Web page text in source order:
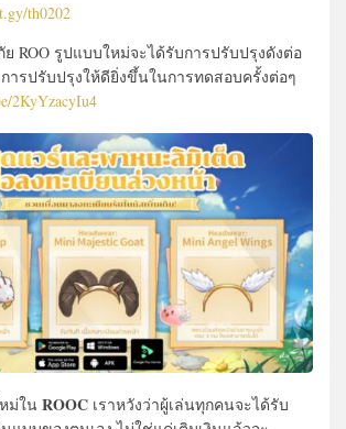
th0202
ROO รูปแบบใหม่จะได้รับการปรับปรุงดังต่อ
ารปรับปรุงให้ดียิ่งขึ้นในการทดสอบครั้งต่อๆ
2KyYzacyIu4
ม่ใน ROOC เราหวังว่าผู้เล่นทุกคนจะได้รับ